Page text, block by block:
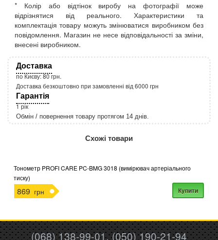
* Колір або відтінок виробу на фотографії може
відрізнятися від реального. Характеристики та
комплектація товару можуть змінюватися виробником без
повідомлення. Магазин не несе відповідальності за зміни,
внесені виробником.
Доставка
по Києву: 80 грн.
Доставка безкоштовно при замовленні від 6000 грн
Гарантія
1 рік
Обмін / повернення товару протягом 14 днів.
Схожі товари
Тонометр PROFI CARE PC-BMG 3018 (вимірювач артеріального
тиску)
869 грн Купити
(068) 138-99-01, (050) 190-21-94